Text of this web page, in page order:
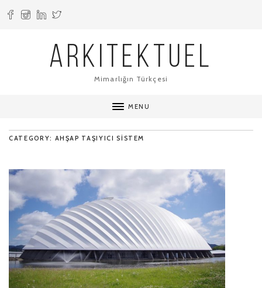
ARKITEKTUEL
Mimarlığın Türkçesi
MENU
CATEGORY: AHŞAP TAŞIYICI SISTEM